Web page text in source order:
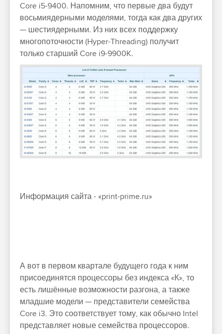
Core i5-9400. Напомним, что первые два будут
восьмиядерными моделями, тогда как два других
— шестиядерными. Из них всех поддержку
многопоточности (Hyper-Threading) получит
только старший Core i9-9900K.
Информация сайта - «print-prime.ru»
А вот в первом квартале будущего года к ним
присоединятся процессоры без индекса «К», то
есть лишённые возможности разгона, а также
младшие модели — представители семейства
Core i3. Это соответствует тому, как обычно Intel
представляет новые семейства процессоров.